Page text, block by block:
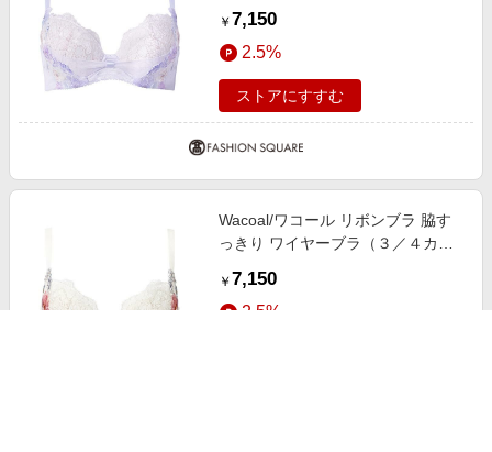
￥ 7,150
2.5%
ストアにすすむ
Wacoal/ワコール リボンブラ 脇す
っきり ワイヤーブラ（３／４カッ
￥ 7,150
2.5%